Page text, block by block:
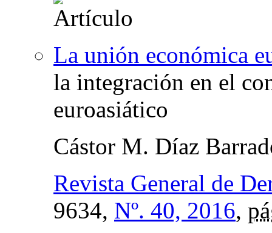
La unión económica
la integración en el
euroasiático
Cástor M. Díaz
Revista General de
9634, Nº. 40, 2016,